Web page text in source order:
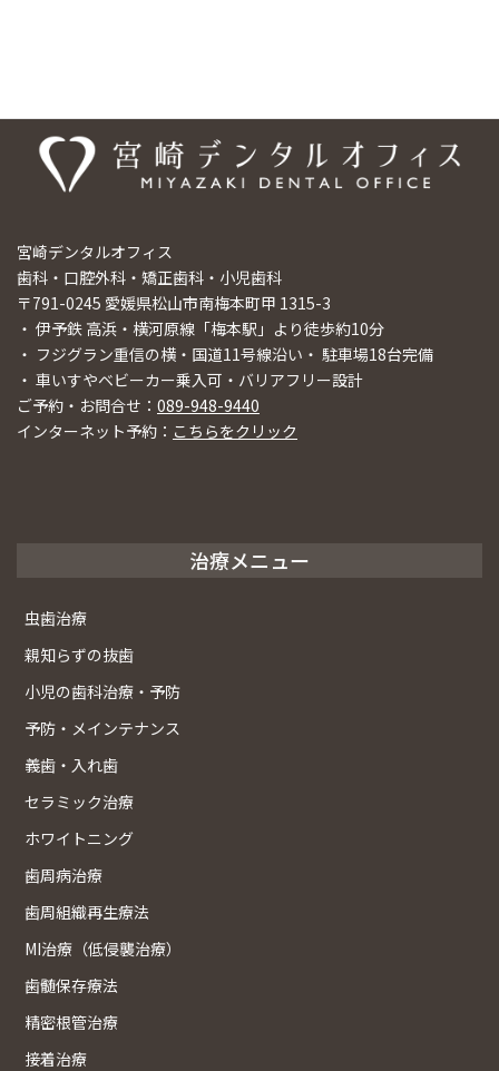
宮崎デンタルオフィス
歯科・口腔外科・矯正歯科・小児歯科
〒791-0245 愛媛県松山市南梅本町甲 1315-3
・ 伊予鉄 高浜・横河原線「梅本駅」より徒歩約10分
・ フジグラン重信の横・国道11号線沿い・ 駐車場18台完備
・ 車いすやベビーカー乗入可・バリアフリー設計
ご予約・お問合せ： 089-948-9440
インターネット予約： こちらをクリック
治療メニュー
虫歯治療
親知らずの抜歯
小児の歯科治療・予防
予防・メインテナンス
義歯・入れ歯
セラミック治療
ホワイトニング
歯周病治療
歯周組織再生療法
MI治療（低侵襲治療）
歯髄保存療法
精密根管治療
接着治療